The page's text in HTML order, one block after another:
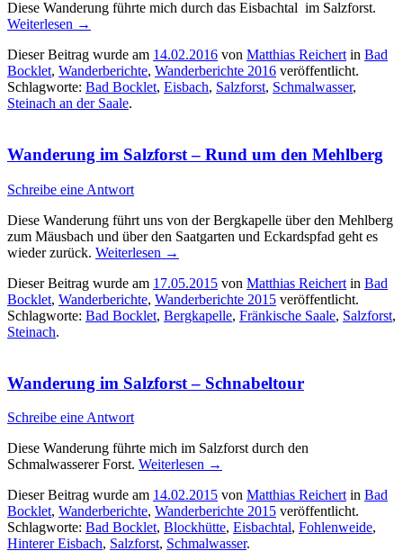
Diese Wanderung führte mich durch das Eisbachtal im Salzforst.
Weiterlesen →
Dieser Beitrag wurde am 14.02.2016 von Matthias Reichertin Bad
Bocklet, Wanderberichte, Wanderberichte 2016 veröffentlicht.
Schlagworte: Bad Bocklet, Eisbach, Salzforst, Schmalwasser,
Steinach an der Saale.
Wanderung im Salzforst – Rund um den Mehlberg
Schreibe eine Antwort
Diese Wanderung führt uns von der Bergkapelle über den Mehlberg
zum Mäusbach und über den Saatgarten und Eckardspfad geht es
wieder zurück. Weiterlesen →
Dieser Beitrag wurde am 17.05.2015 von Matthias Reichert in Bad
Bocklet, Wanderberichte, Wanderberichte 2015 veröffentlicht.
Schlagworte: Bad Bocklet, Bergkapelle, Fränkische Saale, Salzforst,
Steinach.
Wanderung im Salzforst – Schnabeltour
Schreibe eine Antwort
Diese Wanderung führte mich im Salzforst durch den
Schmalwasserer Forst. Weiterlesen →
Dieser Beitrag wurde am 14.02.2015 von Matthias Reichert in Bad
Bocklet, Wanderberichte, Wanderberichte 2015 veröffentlicht.
Schlagworte: Bad Bocklet, Blockhütte, Eisbachtal, Fohlenweide,
Hinterer Eisbach, Salzforst, Schmalwasser.